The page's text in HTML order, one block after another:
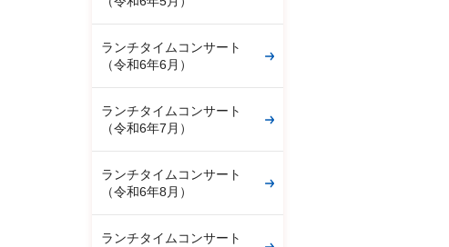
ランチタイムコンサート
（令和6年6月）
ランチタイムコンサート
（令和6年7月）
ランチタイムコンサート
（令和6年8月）
ランチタイムコンサート